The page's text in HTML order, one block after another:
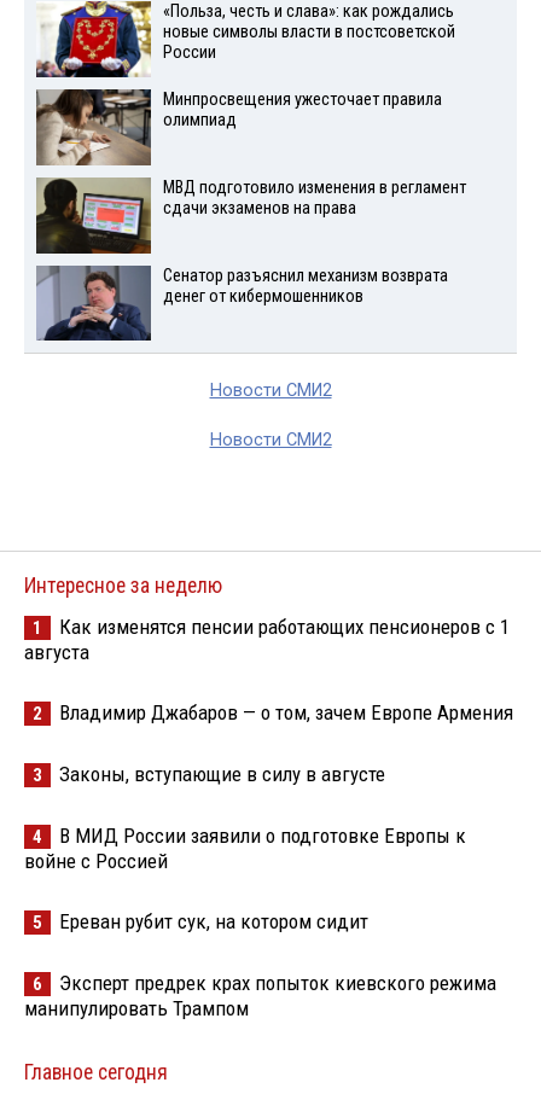
«Польза, честь и слава»: как рождались
новые символы власти в постсоветской
России
Минпросвещения ужесточает правила
олимпиад
МВД подготовило изменения в регламент
сдачи экзаменов на права
Сенатор разъяснил механизм возврата
денег от кибермошенников
Новости СМИ2
Новости СМИ2
Интересное за неделю
1
Как изменятся пенсии работающих пенсионеров с 1
августа
2 Владимир Джабаров — о том, зачем Европе Армения
3 Законы, вступающие в силу в августе
4
В МИД России заявили о подготовке Европы к
войне с Россией
5 Ереван рубит сук, на котором сидит
6
Эксперт предрек крах попыток киевского режима
манипулировать Трампом
Главное сегодня